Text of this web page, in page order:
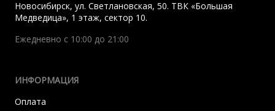
Новосибирск, ул. Светлановская, 50. ТВК «Большая
Медведица», 1 этаж, сектор 10.
Ежедневно с 10:00 до 21:00
ИНФОРМАЦИЯ
Оплата